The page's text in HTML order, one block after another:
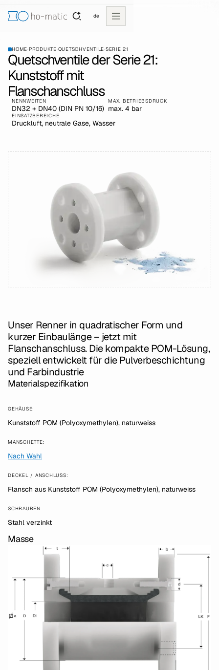
de
HOME·PRODUKTE·QUETSCHVENTILE·SERIE 21
Quetschventile der Serie 21:
Kunststoff mit
Flanschanschluss
NENNWEITEN
DN32 + DN40 (DIN PN 10/16)
MAX. BETRIEBSDRUCK
max. 4 bar
EINSATZBEREICHE
Druckluft, neutrale Gase, Wasser
Unser Renner in quadratischer Form und
kurzer Einbaulänge – jetzt mit
Flanschanschluss. Die kompakte POM-Lösung,
speziell entwickelt für die Pulverbeschichtung
und Farbindustrie
Materialspezifikation
GEHÄUSE:
Kunststoff POM (Polyoxymethylen), naturweiss
MANSCHETTE:
Nach Wahl
DECKEL / ANSCHLUSS:
Flansch aus Kunststoff POM (Polyoxymethylen), naturweiss
SCHRAUBEN
Stahl verzinkt
Masse